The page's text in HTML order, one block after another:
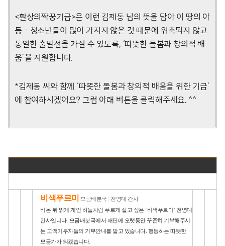
<환상의짝꿍기금>은 이런 김제동 님의 뜻을 담아 이 땅의 아
동ㆍ청소년들이 많이 가지지 않은 것 때문에 위축되지 않고
동일한 출발선을 가질 수 있도록, ‘따뜻한 돌봄과 창의적 배
움’을 지원합니다.
*김제동 씨와 함께 ‘따뜻한 돌봄과 창의적 배움을 위한 기금’
에 참여하시겠어요? 그럼 아래 버튼을 클릭해주세요. ^^
비색푸르미 모금배분국
전영대 간사
비온 뒤 맑게 개인 하늘처럼 푸르게 살고 싶은 ‘비색푸르미’ 전영대
간사입니다. 모금배분국에서 재단에 오랫동안 꾸준히 기부해주시
는 고액기부자들의 기부안내를 맡고 있습니다. 행동하는 따뜻한
모금가가 되겠습니다.